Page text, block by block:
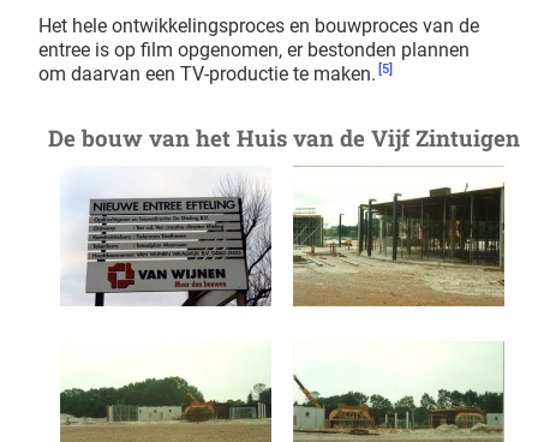
Het hele ontwikkelingsproces en bouwproces van de
entree is op film opgenomen, er bestonden plannen
om daarvan een TV-productie te maken. [5]
De bouw van het Huis van de Vijf Zintuigen